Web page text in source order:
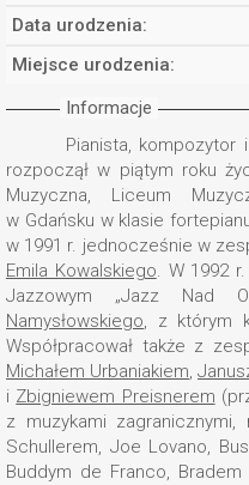
Data urodzenia:
Miejsce urodzenia:
Informacje
Pianista, kompozytor
rozpoczął w piątym roku
Muzyczna, Liceum
w Gdańsku w klasie
w 1991 r. jednocześnie w
Emila Kowalskiego. W 1992
Jazzowym „Jazz Nad
Namysłowskiego, z którym
Współpracował także z
Michałem Urbaniakiem,
i Zbigniewem Preisnerem
z muzykami
Schullerem, Joe Lovano,
Buddym de Franco,